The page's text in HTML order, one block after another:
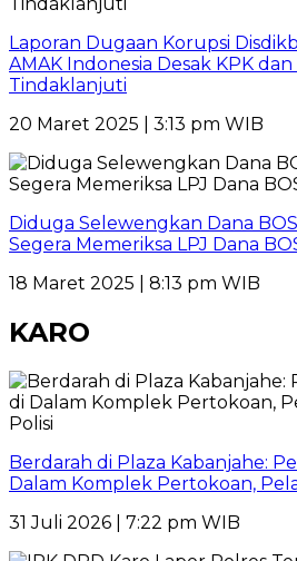
Laporan Dugaan Korupsi
AMAK Indonesia Desak KPK
Tindaklanjuti
20 Maret 2025 | 3:13 pm WIB
Diduga Selewengkan Dana
Segera Memeriksa LPJ Dana
18 Maret 2025 | 8:13 pm WIB
KARO
Berdarah di Plaza Kabanjahe:
Dalam Komplek Pertokoan,
31 Juli 2026 | 7:22 pm WIB